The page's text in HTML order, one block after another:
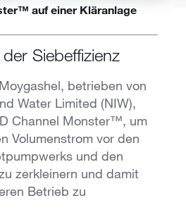
auf einer Kläranlage
Siebeffizienz
betrieben von
Water Limited (NIW),
Channel Monster™, um
Volumenstrom vor den
und den
zerkleinern und damit
Betrieb zu